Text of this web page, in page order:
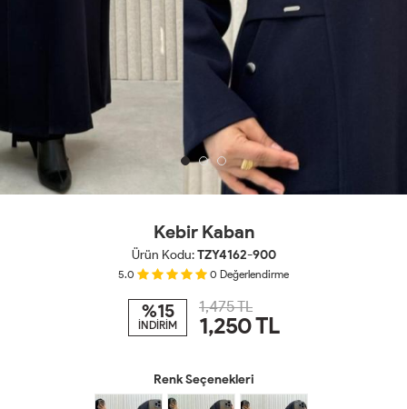
Kebir Kaban
Ürün Kodu:TZY4162-900
5.0 0 Değerlendirme
%15
İNDİRİM
1,475 TL
1,250TL
Renk Seçenekleri